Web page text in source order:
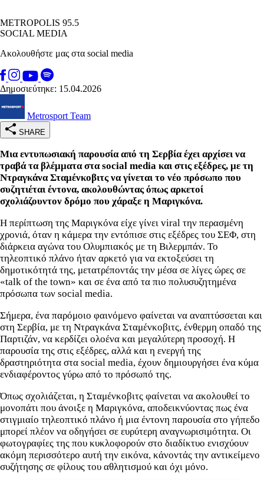
METROPOLIS 95.5
SOCIAL MEDIA
Ακολουθήστε μας στα social media
Δημοσιεύτηκε: 15.04.2026
Metrosport Team
SHARE
Μια εντυπωσιακή παρουσία από τη Σερβία έχει αρχίσει να
τραβά τα βλέμματα στα social media και στις εξέδρες, με τη
Ντραγκάνα Σταμένκοβιτς να γίνεται το νέο πρόσωπο που
συζητιέται έντονα, ακολουθώντας όπως αρκετοί
σχολιάζουντον δρόμο που χάραξε η Μαριγκόνα.
Η περίπτωση της Μαριγκόνα είχε γίνει viral την περασμένη
χρονιά, όταν η κάμερα την εντόπισε στις εξέδρες του ΣΕΦ, στη
διάρκεια αγώνα του Ολυμπιακός με τη Βιλερμπάν. Το
τηλεοπτικό πλάνο ήταν αρκετό για να εκτοξεύσει τη
δημοτικότητά της, μετατρέποντάς την μέσα σε λίγες ώρες σε
«talk of the town» και σε ένα από τα πιο πολυσυζητημένα
πρόσωπα των social media.
Σήμερα, ένα παρόμοιο φαινόμενο φαίνεται να αναπτύσσεται και
στη Σερβία, με τη Ντραγκάνα Σταμένκοβιτς, ένθερμη οπαδό της
Παρτιζάν, να κερδίζει ολοένα και μεγαλύτερη προσοχή. Η
παρουσία της στις εξέδρες, αλλά και η ενεργή της
δραστηριότητα στα social media, έχουν δημιουργήσει ένα κύμα
ενδιαφέροντος γύρω από το πρόσωπό της.
Όπως σχολιάζεται, η Σταμένκοβιτς φαίνεται να ακολουθεί το
μονοπάτι που άνοιξε η Μαριγκόνα, αποδεικνύοντας πως ένα
στιγμιαίο τηλεοπτικό πλάνο ή μια έντονη παρουσία στο γήπεδο
μπορεί πλέον να οδηγήσει σε ευρύτερη αναγνωρισιμότητα. Οι
φωτογραφίες της που κυκλοφορούν στο διαδίκτυο ενισχύουν
ακόμη περισσότερο αυτή την εικόνα, κάνοντάς την αντικείμενο
συζήτησης σε φίλους του αθλητισμού και όχι μόνο.